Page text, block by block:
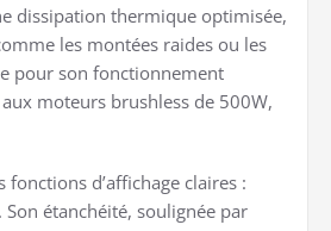
dissipation thermique optimisée,
les montées raides ou les
pour son fonctionnement
moteurs brushless de 500W,
d’affichage claires :
étanchéité, soulignée par